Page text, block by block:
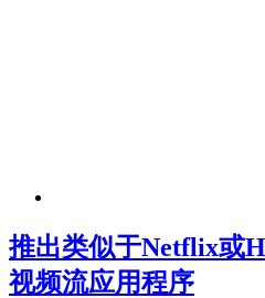
推出类似于Netflix或
视频流应用程序